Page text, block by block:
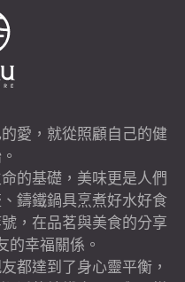
愛，就從照顧自己的健
的基礎，美味更是人們
鑄鐵鍋具烹煮好水好食
，在品茗與美食的分享
的幸福關係。
都達到了身心靈平衡，